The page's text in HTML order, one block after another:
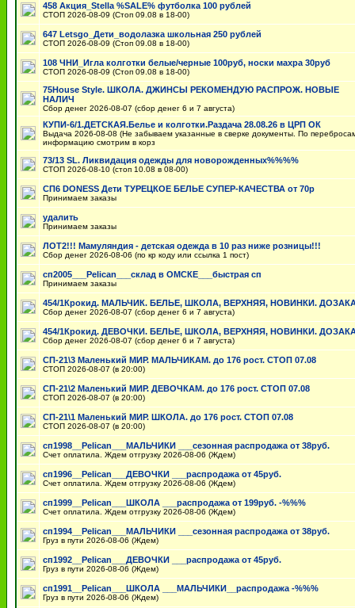
458 Акция_Stella %SALE% футболка 100 рублей
СТОП 2026-08-09 (Стоп 09.08 в 18-00)
647 Letsgo_Дети_водолазка школьная 250 рублей
СТОП 2026-08-09 (Стоп 09.08 в 18-00)
108 ЧНИ_Игла колготки белые/черные 100руб, носки махра 30руб
СТОП 2026-08-09 (Стоп 09.08 в 18-00)
75House Style. ШКОЛА. ДЖИНСЫ РЕКОМЕНДУЮ РАСПРОЖ. НОВЫЕ
НАЛИЧ
Сбор денег 2026-08-07 (сбор денег 6 и 7 августа)
КУПИ-6/1.ДЕТСКАЯ.Белье и колготки.Раздача 28.08.26 в ЦРП ОК
Выдача 2026-08-08 (Не забываем указанные в сверке документы. По
информацию смотрим в корз
73/13 SL. Ликвидация одежды для новорожденных%%%%
СТОП 2026-08-10 (стоп 10.08 в 08-00)
СП6 DONЕSS Дети ТУРЕЦКОЕ БЕЛЬЕ СУПЕР-КАЧЕСТВА от 70р
Принимаем заказы
удалить
Принимаем заказы
ЛОТ2!!! Мамуляндия - детская одежда в 10 раз ниже розницы!!!
Сбор денег 2026-08-06 (по кр коду или ссылка 1 пост)
сп2005___Pelican___склад в ОМСКЕ___быстрая сп
Принимаем заказы
454/1Крокид. МАЛЬЧИК. БЕЛЬЕ, ШКОЛА, ВЕРХНЯЯ, НОВИНКИ.
Сбор денег 2026-08-07 (сбор денег 6 и 7 августа)
454/1Крокид. ДЕВОЧКИ. БЕЛЬЕ, ШКОЛА, ВЕРХНЯЯ, НОВИНКИ.
Сбор денег 2026-08-07 (сбор денег 6 и 7 августа)
СП-21\3 Маленький МИР. МАЛЬЧИКАМ. до 176 рост. СТОП 07.08
СТОП 2026-08-07 (в 20:00)
СП-21\2 Маленький МИР. ДЕВОЧКАМ. до 176 рост. СТОП 07.08
СТОП 2026-08-07 (в 20:00)
СП-21\1 Маленький МИР. ШКОЛА. до 176 рост. СТОП 07.08
СТОП 2026-08-07 (в 20:00)
сп1998__Pelican___МАЛЬЧИКИ ___сезонная распродажа от 38руб.
Счет оплатила. Ждем отгрузку 2026-08-06 (Ждем)
сп1996__Pelican___ДЕВОЧКИ ___распродажа от 45руб.
Счет оплатила. Ждем отгрузку 2026-08-06 (Ждем)
сп1999__Pelican___ШКОЛА ___распродажа от 199руб. -%%%
Счет оплатила. Ждем отгрузку 2026-08-06 (Ждем)
сп1994__Pelican___МАЛЬЧИКИ ___сезонная распродажа от 38руб.
Груз в пути 2026-08-06 (Ждем)
сп1992__Pelican___ДЕВОЧКИ ___распродажа от 45руб.
Груз в пути 2026-08-06 (Ждем)
сп1991__Pelican___ШКОЛА ___МАЛЬЧИКИ__распродажа -%%%
Груз в пути 2026-08-06 (Ждем)